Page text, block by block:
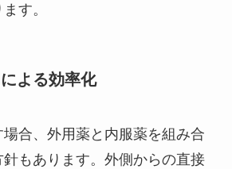
す。
よる効率化
合、外用薬と内服薬を組み合
もあります。外側からの直接